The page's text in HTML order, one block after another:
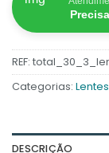
REF:
Categorias:
DESCRIÇÃO